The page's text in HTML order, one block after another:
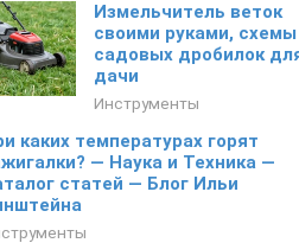
Измельчитель веток
своими руками, схемы
садовых дробилок
дачи
Инструменты
каких температурах горят
— Наука и Техника —
статей — Блог Ильи